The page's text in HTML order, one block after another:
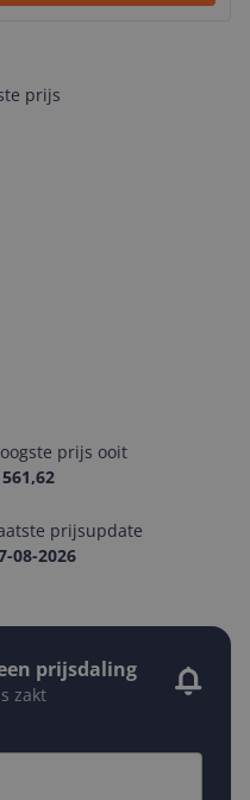
prijs
prijs ooit
prijsupdate
08-2026
prijsdaling
zakt